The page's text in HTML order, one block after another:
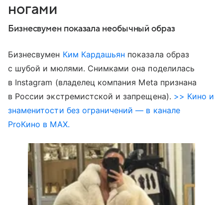
ногами
Бизнесвумен показала необычный образ
Бизнесвумен Ким Кардашьян показала образ
с шубой и мюлями. Снимками она поделилась
в Instagram (владелец компания Meta признана
в России экстремистской и запрещена). >> Кино и
знаменитости без ограничений — в канале
ProКино в MAX.